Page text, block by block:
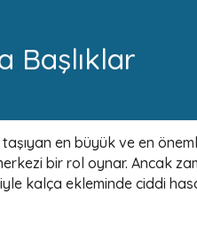
Başlıklar
en büyük ve en
bir rol oynar. Ancak
kalça ekleminde ciddi